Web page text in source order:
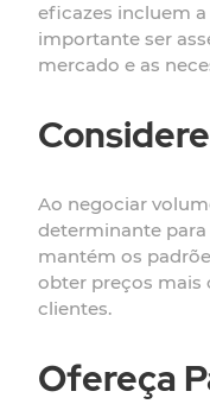
eficazes incluem
importante ser
mercado e as
Ao negociar
determinante para
mantém os
obter preços mais
clientes.
Ofereça